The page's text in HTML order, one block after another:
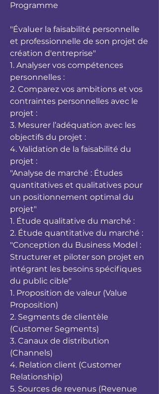
Programme
"Évaluer la faisabilité personnelle
et professionnelle de son projet de
création d'entreprise"
1. Analyser vos compétences
personnelles :
2. Comparez vos ambitions et vos
contraintes personnelles avec le
projet :
3. Mesurer l’adéquation avec les
objectifs du projet :
4. Validation de la faisabilité du
projet :
"Analyse de marché : Études
quantitatives et qualitatives pour
un positionnement optimal du
projet"
1. Étude qualitative du marché :
2. Étude quantitative du marché :
"Conception du Business Model :
Structurer et piloter son projet en
intégrant les besoins spécifiques
du public cible"
1. Proposition de valeur (Value
Proposition)
2. Segments de clientèle
(Customer Segments)
3. Canaux de distribution
(Channels)
4. Relation client (Customer
Relationship)
5. Sources de revenus (Revenue